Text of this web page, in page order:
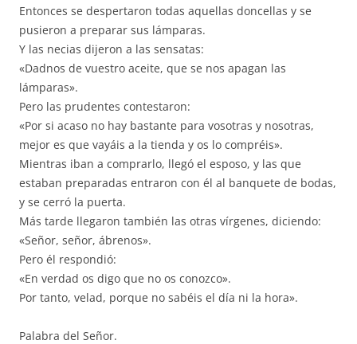
Entonces se despertaron todas aquellas doncellas y se
pusieron a preparar sus lámparas.
Y las necias dijeron a las sensatas:
«Dadnos de vuestro aceite, que se nos apagan las
lámparas».
Pero las prudentes contestaron:
«Por si acaso no hay bastante para vosotras y nosotras,
mejor es que vayáis a la tienda y os lo compréis».
Mientras iban a comprarlo, llegó el esposo, y las que
estaban preparadas entraron con él al banquete de bodas,
y se cerró la puerta.
Más tarde llegaron también las otras vírgenes, diciendo:
«Señor, señor, ábrenos».
Pero él respondió:
«En verdad os digo que no os conozco».
Por tanto, velad, porque no sabéis el día ni la hora».
Palabra del Señor.